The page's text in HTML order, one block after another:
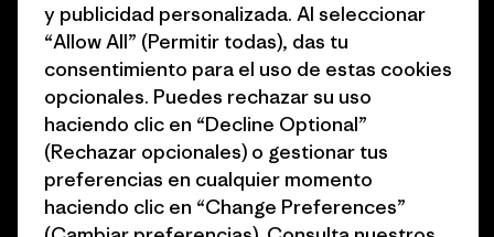
Cómo financiamos
Tarjetas regalo
Encuentra una tienda
del sector
Programa de afiliados
Mapa del sitio Patagonia
España
y publicidad personalizada. Al seleccionar
“Allow All” (Permitir todas), das tu
consentimiento para el uso de estas cookies
opcionales. Puedes rechazar su uso
haciendo clic en “Decline Optional”
(Rechazar opcionales) o gestionar tus
preferencias en cualquier momento
haciendo clic en “Change Preferences”